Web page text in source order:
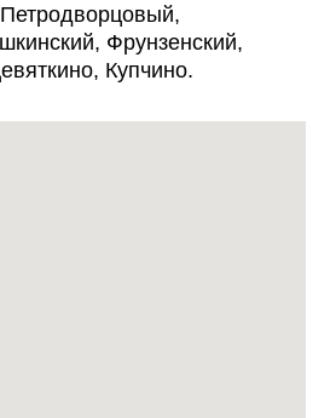
Фрунзенский,
Купчино.